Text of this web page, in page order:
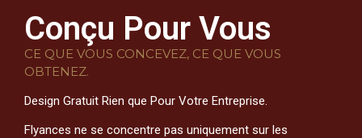
Conçu Pour Vous
CE QUE VOUS CONCEVEZ, CE QUE VOUS
OBTENEZ.
Design Gratuit Rien que Pour Votre Entreprise.
Flyances ne se concentre pas uniquement sur les